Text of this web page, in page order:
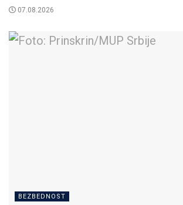
07.08.2026
BEZBEDNOST